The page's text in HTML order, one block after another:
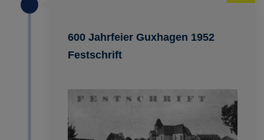
600 Jahrfeier Guxhagen 1952
Festschrift